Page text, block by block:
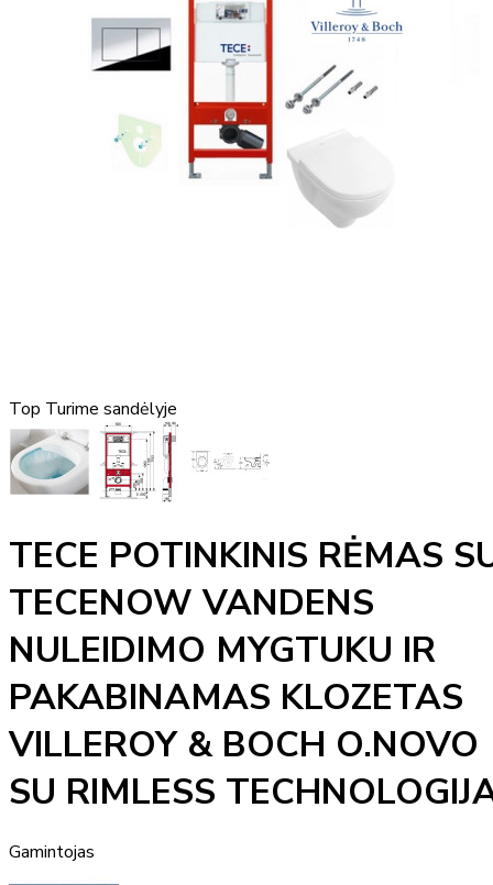
Top Turime sandėlyje
TECE POTINKINIS RĖMAS
TECENOW VANDENS
NULEIDIMO MYGTUKU IR
PAKABINAMAS KLOZETAS
VILLEROY & BOCH O.NOVO
SU RIMLESS
Gamintojas